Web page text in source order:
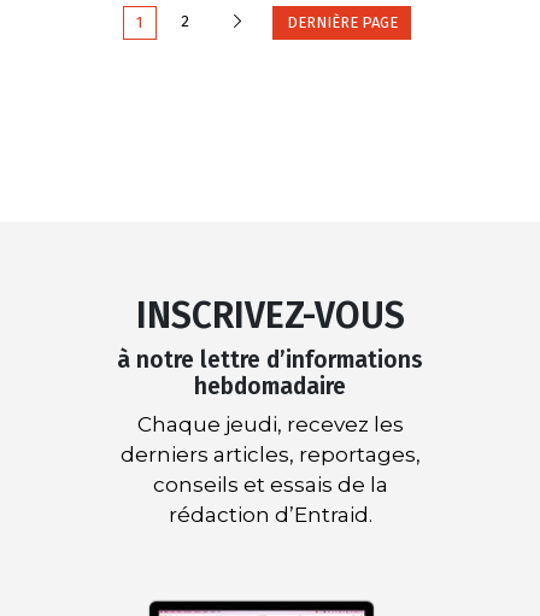
1 2 SuivanteDERNIÈRE PAGE
INSCRIVEZ-VOUS
à notre lettre d’informations
hebdomadaire
Chaque jeudi, recevez les
derniers articles, reportages,
conseils et essais de la
rédaction d’Entraid.